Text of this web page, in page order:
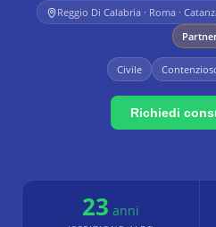
Reggio Di Calabria · Roma ·
Civile
Richiedi
23 anni